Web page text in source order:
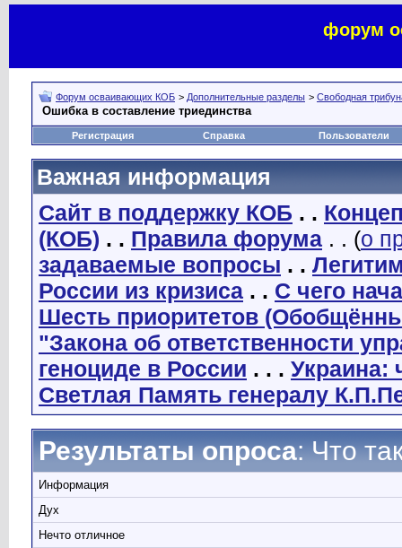
форум
Форум осваивающих КОБ > Дополнительные разделы > Свободная
Ошибка в составление триединства
Регистрация Справка Пользователи
Важная информация
Сайт в поддержку КОБ . .
(КОБ) . . Правила форума . . (о
задаваемые вопросы . .
России из кризиса . . С чего
Шесть приоритетов
"Закона об ответственности
геноциде в России . . . Украина:
Светлая Память генералу
Результаты опроса: Что
Информация
Дух
Нечто отличное